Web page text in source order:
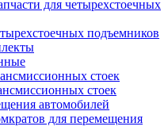
для четырехстоечных
подъемников
стоек
стоек
автомобилей
для перемещения